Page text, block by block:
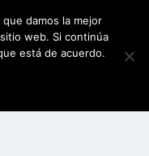
damos la mejor
web. Si continúa
está de acuerdo.